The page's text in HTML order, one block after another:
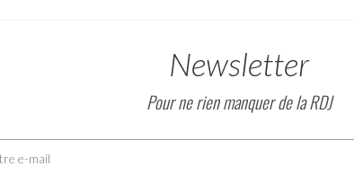
Newsletter
Pour ne rien manquer de la RDJ